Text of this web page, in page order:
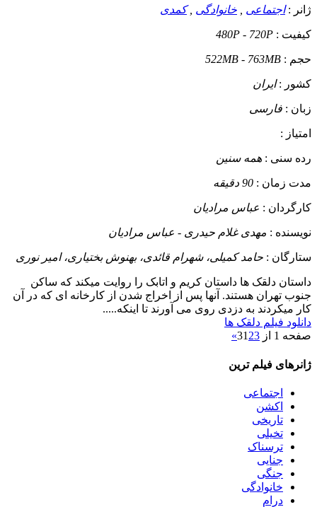
ژانر :اجتماعی , خانوادگی ,کمدی
کیفیت : 480P - 720P
حجم : 522MB - 763MB
کشور :ایران
زبان : فارسی
امتیاز :
رده سنی : همه سنین
مدت زمان : 90 دقیقه
کارگردان : عباس مرادیان
نویسنده : مهدی غلام حیدری - عباس مرادیان
ستارگان : حامد کمیلی، شهرام قائدی، بهنوش بختیاری، امیر نوری
داستان دلقک ها داستان کریم و اتابک را روایت میکند که ساکن
جنوب تهران هستند. آنها پس از اخراج شدن از کارخانه ای که در آن
کار میکردند به دزدی روی می آورند تا اینکه.....
دانلود فیلم دلقک ها
صفحه 1 از 3
123
»
ژانرهای فیلم ترین
اجتماعی
اکشن
تاریخی
تخیلی
ترسناک
جنایی
جنگی
خانوادگی
درام